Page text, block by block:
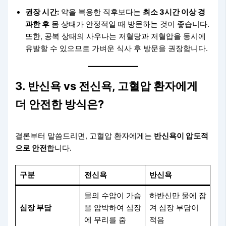
권장 시간: 약을 복용한 직후보다는 최소 3시간 이상 경
과한 후 몸 상태가 안정적일 때 방문하는 것이 좋습니다.
또한, 공복 상태의 사우나는 저혈당과 저혈압을 동시에
유발할 수 있으므로 가벼운 식사 후 방문을 권장합니다.
3. 반신욕 vs 전신욕, 고혈압 환자에게
더 안전한 방식은?
결론부터 말씀드리면, 고혈압 환자에게는 반신욕이 압도적
으로 안전합니다.
구분 전신욕 반신욕
심장 부담
물의 수압이 가슴
을 압박하여 심장
에 무리를 줌
하반신만 물에 잠
겨 심장 부담이
적음